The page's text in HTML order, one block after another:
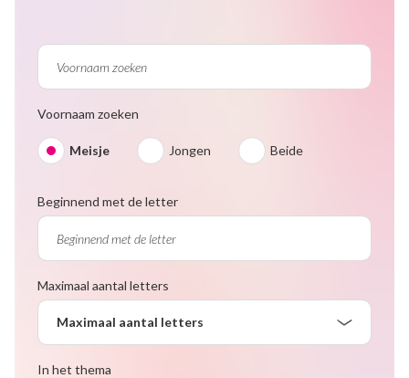
Voornaam zoeken
Meisje Jongen Beide
Beginnend met de letter
Maximaal aantal letters
Maximaal aantal letters
In het thema